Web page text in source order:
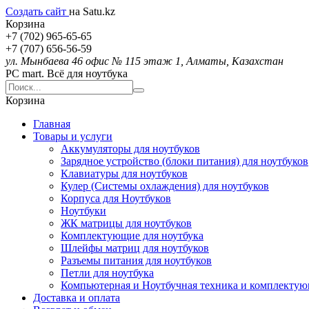
Создать сайт на Satu.kz
Корзина
+7 (702) 965-65-65
+7 (707) 656-56-59
ул. Мынбаева 46 офис № 115 этаж 1, Алматы, Казахстан
PC mart. Всё для ноутбука
Корзина
Главная
Товары и услуги
Аккумуляторы для ноутбуков
Зарядное устройство (блоки питания) для ноутбуков
Клавиатуры для ноутбуков
Кулер (Системы охлаждения) для ноутбуков
Корпуса для Ноутбуков
Ноутбуки
ЖК матрицы для ноутбуков
Комплектующие для ноутбука
Шлейфы матриц для ноутбуков
Разъемы питания для ноутбуков
Петли для ноутбука
Компьютерная и Ноутбучная техника и
Доставка и оплата